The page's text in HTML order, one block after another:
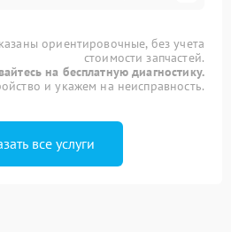
ориентировочные, без учета
стоимости запчастей.
на бесплатную диагностику.
и укажем на неисправность.
все услуги